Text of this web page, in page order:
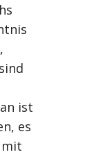
ist
es
mit